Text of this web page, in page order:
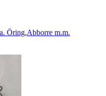
Öring,Abborre m.m.